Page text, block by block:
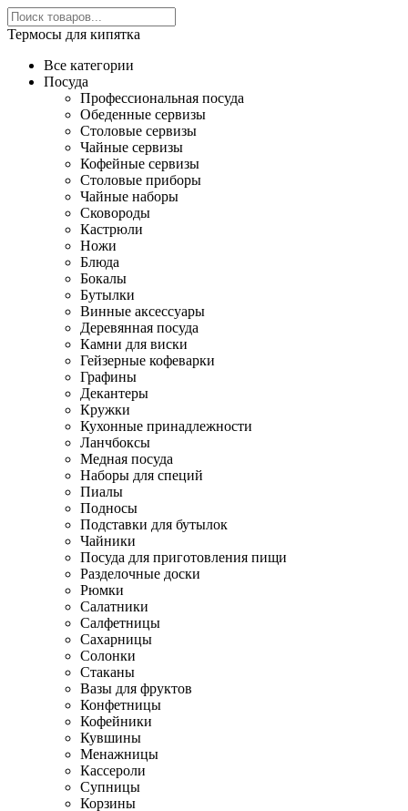
Термосы для кипятка
Все категории
Посуда
Профессиональная посуда
Обеденные сервизы
Столовые сервизы
Чайные сервизы
Кофейные сервизы
Столовые приборы
Чайные наборы
Сковороды
Кастрюли
Ножи
Блюда
Бокалы
Бутылки
Винные аксессуары
Деревянная посуда
Камни для виски
Гейзерные кофеварки
Графины
Декантеры
Кружки
Кухонные принадлежности
Ланчбоксы
Медная посуда
Наборы для специй
Пиалы
Подносы
Подставки для бутылок
Чайники
Посуда для приготовления пищи
Разделочные доски
Рюмки
Салатники
Салфетницы
Сахарницы
Солонки
Стаканы
Вазы для фруктов
Конфетницы
Кофейники
Кувшины
Менажницы
Кассероли
Супницы
Корзины